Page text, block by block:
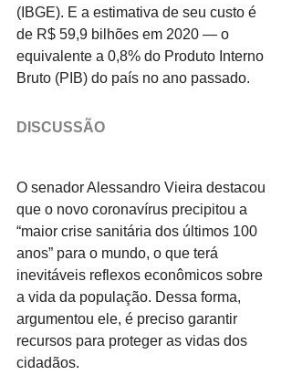
(IBGE). E a estimativa de seu custo é
de R$ 59,9 bilhões em 2020 — o
equivalente a 0,8% do Produto Interno
Bruto (PIB) do país no ano passado.
DISCUSSÃO
O senador Alessandro Vieira destacou
que o novo coronavírus precipitou a
“maior crise sanitária dos últimos 100
anos” para o mundo, o que terá
inevitáveis reflexos econômicos sobre
a vida da população. Dessa forma,
argumentou ele, é preciso garantir
recursos para proteger as vidas dos
cidadãos.